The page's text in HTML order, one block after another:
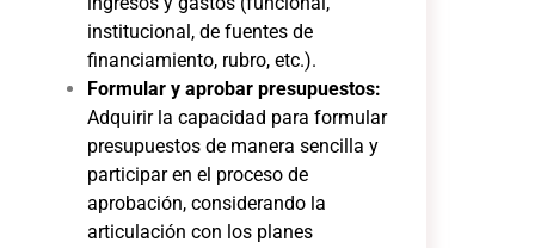
institucional, de fuentes de
financiamiento, rubro, etc.).
Formular y aprobar presupuestos:
Adquirir la capacidad para formular
presupuestos de manera sencilla y
participar en el proceso de
aprobación, considerando la
articulación con los planes